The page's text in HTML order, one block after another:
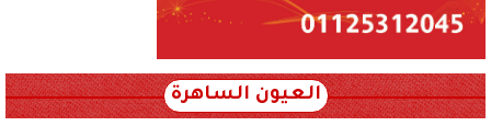
العيون الساهرة